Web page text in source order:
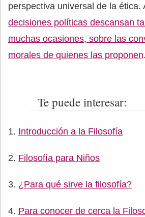
perspectiva universal de la ética.
decisiones políticas descansan
muchas ocasiones, sobre las
morales de quienes las proponen.
Te puede interesar:
Introducción a la Filosofía
Filosofía para Niños
¿Para qué sirve la filosofía?
Para conocer de cerca la